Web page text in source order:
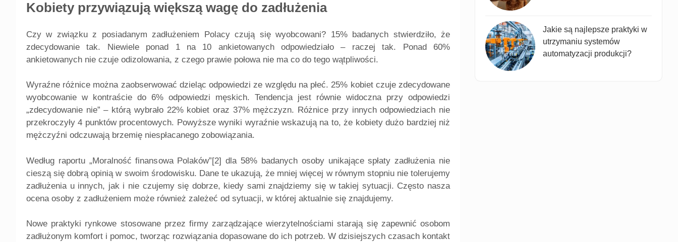
Kobiety przywiązują większą wagę do zadłużenia
Czy w związku z posiadanym zadłużeniem Polacy czują się wyobcowani? 15% badanych stwierdziło, że
zdecydowanie tak. Niewiele ponad 1 na 10 ankietowanych odpowiedziało – raczej tak. Ponad 60%
ankietowanych nie czuje odizolowania, z czego prawie połowa nie ma co do tego wątpliwości.
Wyraźne różnice można zaobserwować dzieląc odpowiedzi ze względu na płeć. 25% kobiet czuje zdecydowane
wyobcowanie w kontraście do 6% odpowiedzi męskich. Tendencja jest równie widoczna przy odpowiedzi
„zdecydowanie nie” – którą wybrało 22% kobiet oraz 37% mężczyzn. Różnice przy innych odpowiedziach nie
przekroczyły 4 punktów procentowych. Powyższe wyniki wyraźnie wskazują na to, że kobiety dużo bardziej niż
mężczyźni odczuwają brzemię niespłacanego zobowiązania.
Według raportu „Moralność finansowa Polaków”[2] dla 58% badanych osoby unikające spłaty zadłużenia nie
cieszą się dobrą opinią w swoim środowisku. Dane te ukazują, że mniej więcej w równym stopniu nie tolerujemy
zadłużenia u innych, jak i nie czujemy się dobrze, kiedy sami znajdziemy się w takiej sytuacji. Często nasza
ocena osoby z zadłużeniem może również zależeć od sytuacji, w której aktualnie się znajdujemy.
Nowe praktyki rynkowe stosowane przez firmy zarządzające wierzytelnościami starają się zapewnić osobom
zadłużonym komfort i pomoc, tworząc rozwiązania dopasowane do ich potrzeb. W dzisiejszych czasach kontakt
Jakie są najlepsze praktyki w
utrzymaniu systemów
automatyzacji produkcji?